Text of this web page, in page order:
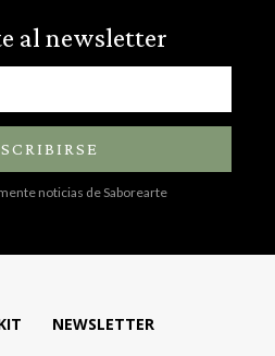
al newsletter
noticias de Saborearte
NEWSLETTER